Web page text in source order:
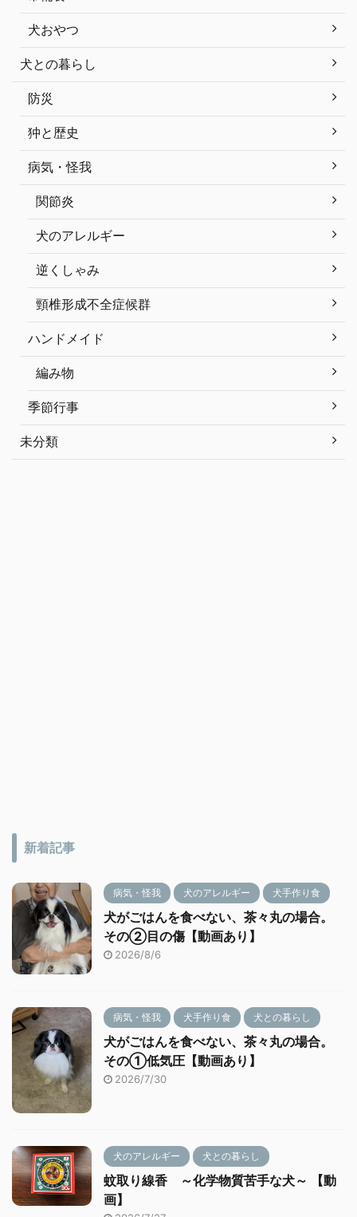
犬おやつ
犬との暮らし
防災
狆と歴史
病気・怪我
関節炎
犬のアレルギー
逆くしゃみ
頸椎形成不全症候群
ハンドメイド
編み物
季節行事
未分類
新着記事
病気・怪我 犬のアレルギー 犬手作り食
犬がごはんを食べない、茶々丸の場合。
その②目の傷【動画あり】
2026/8/6
病気・怪我 犬手作り食 犬との暮らし
犬がごはんを食べない、茶々丸の場合。
その①低気圧【動画あり】
2026/7/30
犬のアレルギー 犬との暮らし
蚊取り線香 ～化学物質苦手な犬～ 【動
画】